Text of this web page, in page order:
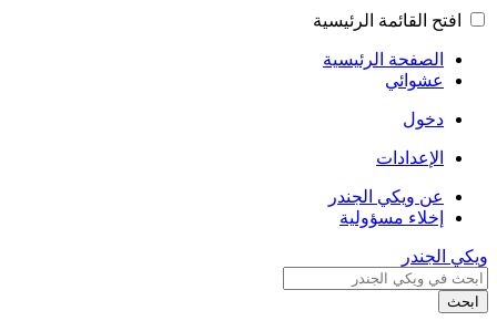
افتح القائمة الرئيسية
الصفحة الرئيسية
عشوائي
دخول
الإعدادات
عن ويكي الجندر
إخلاء مسؤولية
ويكي الجندر
ابحث